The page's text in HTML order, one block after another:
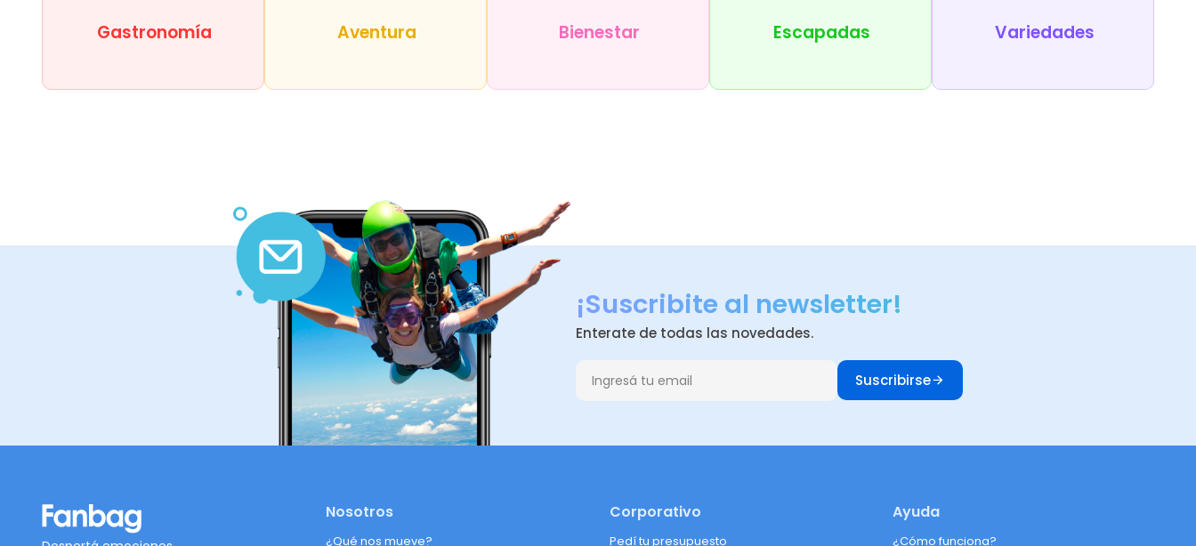
Gastronomía Aventura Bienestar Escapadas Variedades
¡Suscribite al newsletter!
Enterate de todas las novedades.
Suscribirse
Nosotros
¿Qué nos mueve?
Corporativo
Pedí tu presupuesto
Ayuda
¿Cómo funciona?